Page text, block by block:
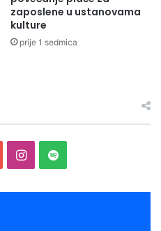
zaposlene u ustanovama
kulture
prije 1 sedmica
Instagram
Spotify